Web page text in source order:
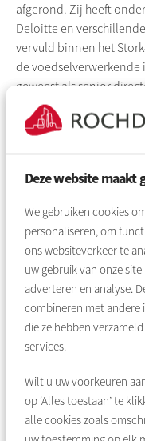
Deze website maakt
We gebruiken cookies
personaliseren, om
ons websiteverkeer te
uw gebruik van onze
adverteren en analyse.
combineren met andere
die ze hebben
services.
Wilt u uw voorkeuren
op ‘Alles toestaan’ te
alle cookies zoals
afgerond. Zij heeft
Deloitte en
vervuld binnen het
de voedselverwerkende
geweest als senior
consumenten-
In 2011 was Aisha lid
Amsterdam. Ze nam
Maleisië ging werken.
Rochdalezegt ze:
“Sinds 2023 ben ik lid
voorzitter van de
onderwijsorganisaties.
bijdrage leveren aan
buurt’ is wat mij betreft
koers vanRochdale. Ik
bekend met de